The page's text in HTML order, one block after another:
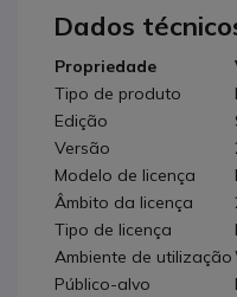
Dados
Propriedade
Tipo de produto
Edição
Versão
Modelo de licença
Âmbito da licença
Tipo de licença
Ambiente de utilização
Público-alvo